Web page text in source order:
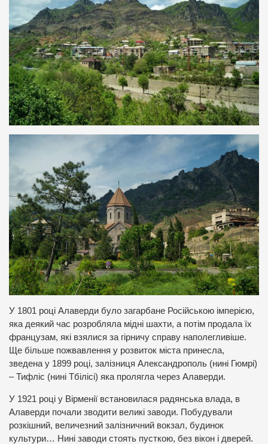
У 1801 році Алаверди було загарбане Російською імперією,
яка деякий час розробляла мідні шахти, а потім продала їх
французам, які взялися за гірничу справу наполегливіше.
Ще більше пожвавлення у розвиток міста принесла,
зведена у 1899 році, залізниця Александрополь (нині Гюмрі)
– Тифліс (нині Тбілісі) яка пролягла через Алаверди.
У 1921 році у Вірменії встановилася радянська влада, в
Алаверди почали зводити великі заводи. Побудували
розкішний, величезний залізничний вокзал, будинок
культури… Нині заводи стоять пусткою, без вікон і дверей.